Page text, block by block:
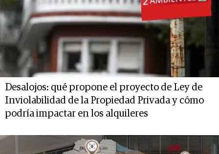
Desalojos: qué propone el proyecto de Ley de
Inviolabilidad de la Propiedad Privada y cómo
podría impactar en los alquileres